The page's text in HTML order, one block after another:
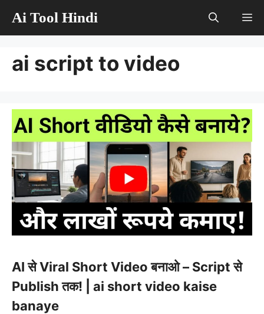
Ai Tool Hindi
ai script to video
AI से Viral Short Video बनाओ – Script से
Publish तक! | ai short video kaise
banaye